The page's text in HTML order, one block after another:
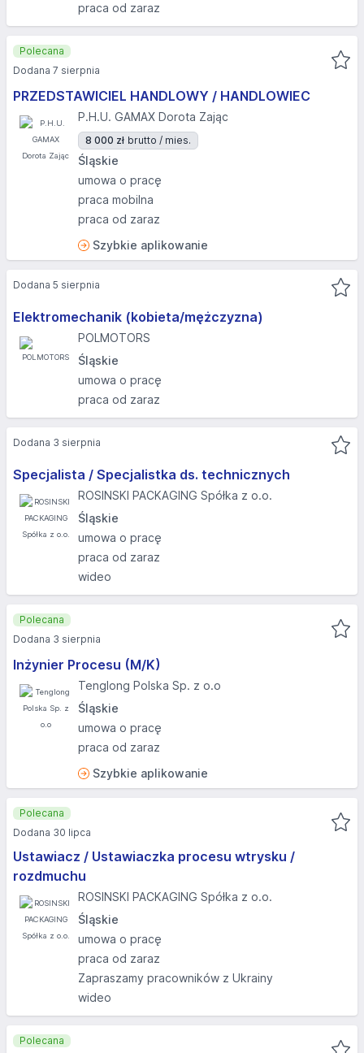
praca od zaraz
PRZEDSTAWICIEL HANDLOWY / HANDLOWIEC
P.H.U. GAMAX Dorota Zając
8 000 zł brutto / mies.
Śląskie
umowa o pracę
praca mobilna
praca od zaraz
Szybkie aplikowanie
Polecana
Dodana 7 sierpnia
Elektromechanik (kobieta/mężczyzna)
POLMOTORS
Śląskie
umowa o pracę
praca od zaraz
Dodana 5 sierpnia
Specjalista / Specjalistka ds. technicznych
ROSINSKI PACKAGING Spółka z o.o.
Śląskie
umowa o pracę
praca od zaraz
wideo
Dodana 3 sierpnia
Inżynier Procesu (M/K)
Tenglong Polska Sp. z o.o
Śląskie
umowa o pracę
praca od zaraz
Szybkie aplikowanie
Polecana
Dodana 3 sierpnia
Ustawiacz / Ustawiaczka procesu wtrysku /
rozdmuchu
ROSINSKI PACKAGING Spółka z o.o.
Śląskie
umowa o pracę
praca od zaraz
Zapraszamy pracowników z Ukrainy
wideo
Polecana
Dodana 30 lipca
Polecana